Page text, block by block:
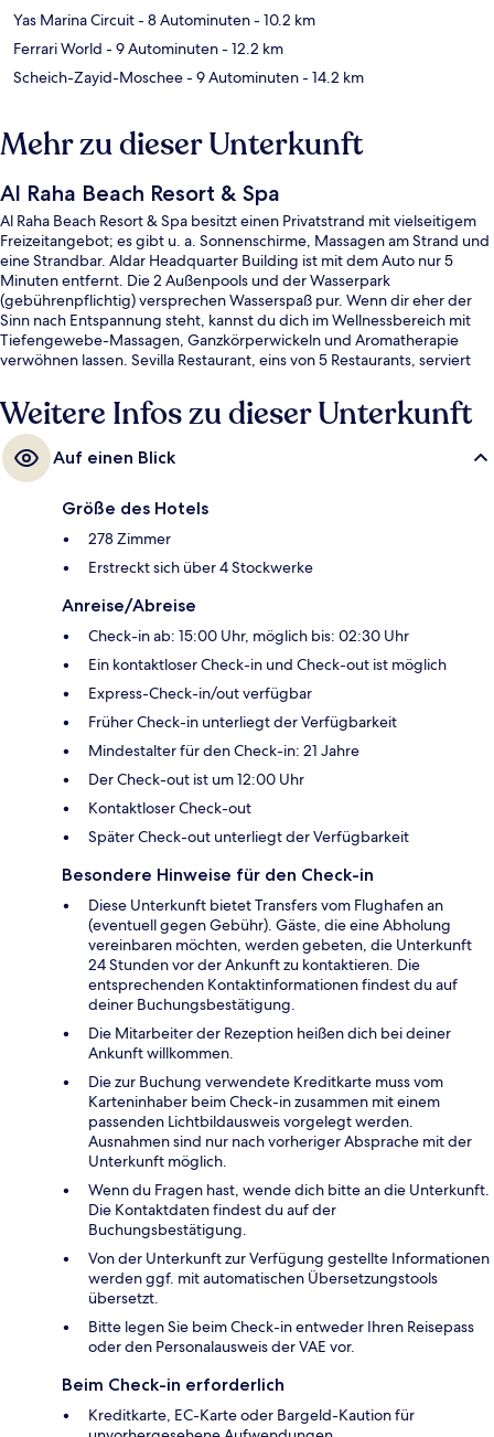
Yas Marina Circuit- 8 Autominuten- 10.2 km
Ferrari World - 9 Autominuten- 12.2 km
Scheich-Zayid-Moschee- 9 Autominuten- 14.2 km
Mehr zu dieser Unterkunft
Al Raha Beach Resort & Spa
Al Raha Beach Resort & Spa besitzt einen Privatstrand mit vielseitigem
Freizeitangebot; es gibt u. a. Sonnenschirme, Massagen am Strand und
eine Strandbar. Aldar Headquarter Building ist mit dem Auto nur 5
Minuten entfernt. Die 2 Außenpools und der Wasserpark
(gebührenpflichtig) versprechen Wasserspaß pur. Wenn dir eher der
Sinn nach Entspannung steht, kannst du dich im Wellnessbereich mit
Tiefengewebe-Massagen, Ganzkörperwickeln und Aromatherapie
verwöhnen lassen. Sevilla Restaurant, eins von 5 Restaurants, serviert
Abendessen geöffnet. Als weitere Highlights bietet dieses Hotel im
luxuriösen Stil 3 Bars/Lounges, einen Innenpool und einen Jachthafen.
Andere Reisende lieben das hilfsbereite Personal.
Weitere Infos zu dieser Unterkunft
Auf einen Blick
Größe des Hotels
278 Zimmer
Erstreckt sich über 4 Stockwerke
Anreise/Abreise
Check-in ab: 15:00 Uhr, möglich bis: 02:30 Uhr
Ein kontaktloser Check-in und Check-out ist möglich
Express-Check-in/out verfügbar
Früher Check-in unterliegt der Verfügbarkeit
Mindestalter für den Check-in: 21 Jahre
Der Check-out ist um 12:00 Uhr
Kontaktloser Check-out
Später Check-out unterliegt der Verfügbarkeit
Besondere Hinweise für den Check-in
Diese Unterkunft bietet Transfers vom Flughafen an
(eventuell gegen Gebühr). Gäste, die eine Abholung
vereinbaren möchten, werden gebeten, die Unterkunft
24 Stunden vor der Ankunft zu kontaktieren. Die
entsprechenden Kontaktinformationen findest du auf
deiner Buchungsbestätigung.
Die Mitarbeiter der Rezeption heißen dich bei deiner
Ankunft willkommen.
Die zur Buchung verwendete Kreditkarte muss vom
Karteninhaber beim Check-in zusammen mit einem
passenden Lichtbildausweis vorgelegt werden.
Ausnahmen sind nur nach vorheriger Absprache mit der
Unterkunft möglich.
Wenn du Fragen hast, wende dich bitte an die Unterkunft.
Die Kontaktdaten findest du auf der
Buchungsbestätigung.
Von der Unterkunft zur Verfügung gestellte Informationen
werden ggf. mit automatischen Übersetzungstools
übersetzt.
Bitte legen Sie beim Check-in entweder Ihren Reisepass
oder den Personalausweis der VAE vor.
Beim Check-in erforderlich
Kreditkarte, EC-Karte oder Bargeld-Kaution für